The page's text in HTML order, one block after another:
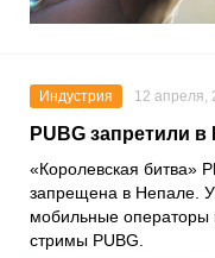
Индустрия 12 апреля,
PUBG запретили в
«Королевская битва»
запрещена в Непале.
мобильные операторы
стримы PUBG.